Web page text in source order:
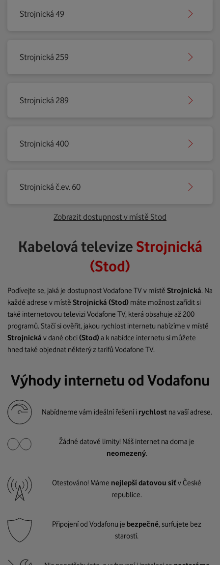
Strojnická 49
Strojnická 259
Strojnická 289
Strojnická 400
Strojnická č.ev. 60
Zobrazit dostupnost v místě Stod
Kabelová televize Strojnická
(Stod)
Podívejte se, jaká je dostupnost Vodafone TV v místě Strojnická. Na
každé adrese v místě Strojnická (Stod) máte možnost zařídit si
také internetovou televizi Vodafone TV, která obsahuje až 200
programů. Stačí si ověřit, jakou rychlost internetu nabízíme v místě
Strojnická v dané obci(Stod)a k nabídce internetu si můžete
hned také objednat některý z tarifů Vodafone TV.
Výhody internetu od Vodafonu
Nabídneme vám ideální řešení i rychlost na vaší adrese.
Žádné datové limity! Náš internet na doma je
neomezený.
Otestováno! Máme nejlepší datovou síťv České
republice.
Připojení od Vodafonu je bezpečné, surfujete bez
starostí.